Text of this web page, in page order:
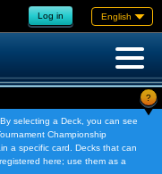
Log in English
?
selecting a Deck, you can see
Championship
a specific card. Decks that can
here; use them as a